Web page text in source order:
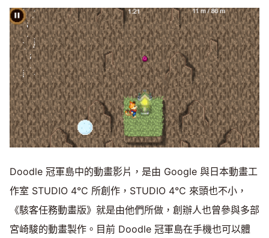
Doodle 冠軍島中的動畫影片，是由 Google 與日本動畫工
作室 STUDIO 4°C 所創作，STUDIO 4°C 來頭也不小，
《駭客任務動畫版》就是由他們所做，創辦人也曾參與多部
宮崎駿的動畫製作。目前 Doodle 冠軍島在手機也可以體